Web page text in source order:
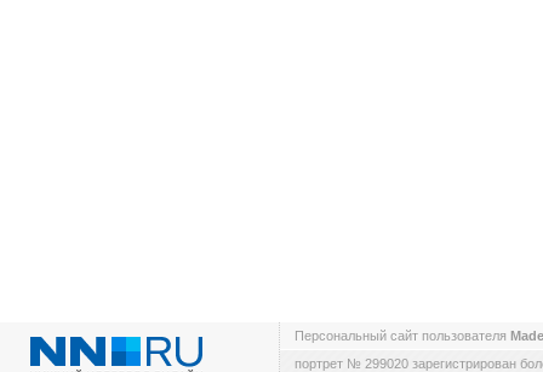
Персональный сайт пользователя
портрет № 299020 зарегистрирован